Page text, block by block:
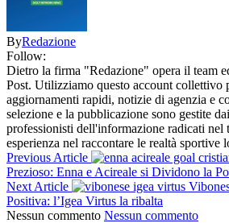
ByRedazione
Follow:
Dietro la firma "Redazione" opera il team
Post. Utilizziamo questo account collettivo
aggiornamenti rapidi, notizie di agenzia e
selezione e la pubblicazione sono gestite
professionisti dell'informazione radicati nel
esperienza nel raccontare le realtà sportive
Previous Article
Prezioso: Enna e Acireale si Dividono la
Next Article
Positiva: l’Igea Virtus la ribalta
Nessun commento Nessun commento